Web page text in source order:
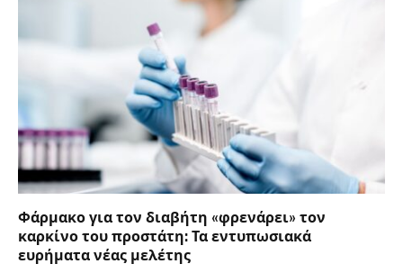
Φάρμακο για τον διαβήτη «φρενάρει» τον
καρκίνο του προστάτη: Τα εντυπωσιακά
ευρήματα νέας μελέτης